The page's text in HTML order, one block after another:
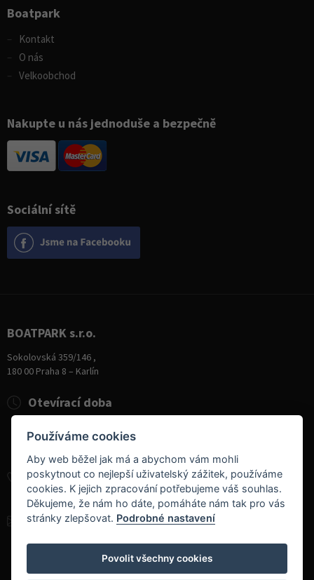
Sociální sítě
Boatpark
Kontakt
O nás
Velkoobchod
Nakupte u nás jednoduše a bezpečně
BOATPARK s.r.o.
Sokolovská 359/146 ,
180 00 Praha 8 – Karlín
+420 284 826 787
+420 604 728 042
info@boatpark.cz
Otevírací doba
Úterý - Pátek
10:00 - 19:00
Sobota
9:00 - 14:00
Používáme cookies
Aby web běžel jak má a abychom vám mohli
poskytnout co nejlepší uživatelský zážitek, používáme
cookies. K jejich zpracování potřebujeme váš souhlas.
Děkujeme, že nám ho dáte, pomáháte nám tak pro vás
stránky zlepšovat. Podrobné nastavení
Povolit všechny cookies